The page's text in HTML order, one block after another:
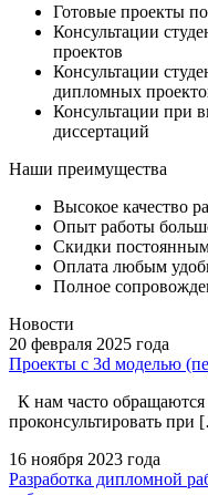
Готовые проекты
Консультации
проектов
Консультации
дипломных
Консультации при
диссертаций
Наши преимущества
Высокое качество
Опыт работы
Скидки
Оплата любым
Полное
Новости
20 февраля 2025 года
Проекты с 3d моделью
К нам часто обращаются
проконсультировать
16 ноября 2023 года
Разработка дипломной